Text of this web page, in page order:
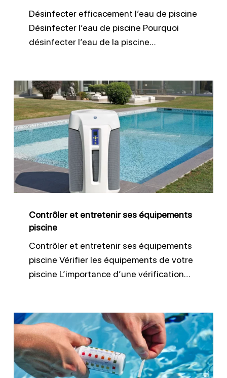
Désinfecter efficacement l’eau de piscine
Désinfecter l’eau de piscine Pourquoi
désinfecter l’eau de la piscine…
Contrôler
et
entretenir
ses
équipements
piscine
Contrôler et entretenir ses équipements
piscine
Contrôler et entretenir ses équipements
piscine Vérifier les équipements de votre
piscine L’importance d’une vérification…
Ajuster
le
pH
de